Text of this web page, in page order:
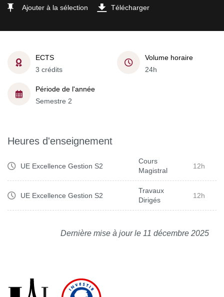
Ajouter à la sélection Télécharger
ECTS
3 crédits
Volume horaire
24h
Période de l'année
Semestre 2
Heures d'enseignement
UE Excellence Gestion S2
Cours
Magistral
12h
UE Excellence Gestion S2
Travaux
Dirigés
12h
Dernière mise à jour le 11 décembre 2025